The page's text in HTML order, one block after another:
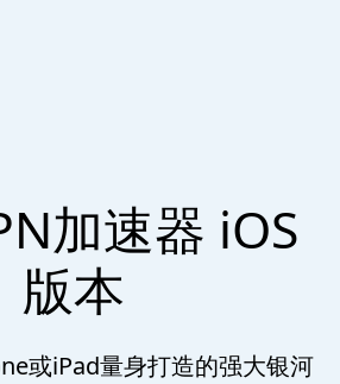
加速器 iOS
版本
或iPad量身打造的强大银河